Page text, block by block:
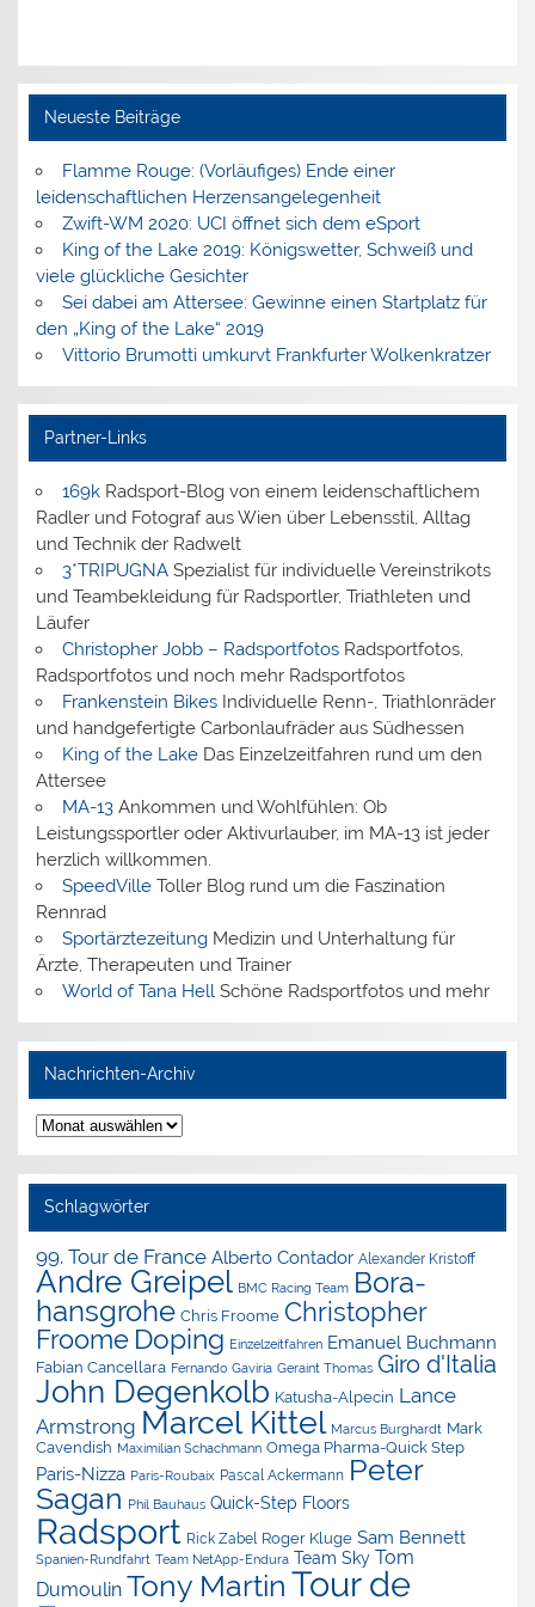
Neueste Beiträge
Flamme Rouge: (Vorläufiges) Ende einer
leidenschaftlichen Herzensangelegenheit
Zwift-WM 2020: UCI öffnet sich dem eSport
King of the Lake 2019: Königswetter, Schweiß und
viele glückliche Gesichter
Sei dabei am Attersee: Gewinne einen Startplatz für
den „King of the Lake“ 2019
Vittorio Brumotti umkurvt Frankfurter Wolkenkratzer
Partner-Links
169kRadsport-Blog von einem leidenschaftlichem
Radler und Fotograf aus Wien über Lebensstil, Alltag
und Technik der Radwelt
3*TRIPUGNASpezialist für individuelle Vereinstrikots
und Teambekleidung für Radsportler, Triathleten und
Läufer
Christopher Jobb – RadsportfotosRadsportfotos,
Radsportfotos und noch mehr Radsportfotos
Frankenstein BikesIndividuelle Renn-, Triathlonräder
und handgefertigte Carbonlaufräder aus Südhessen
King of the LakeDas Einzelzeitfahren rund um den
Attersee
MA-13Ankommen und Wohlfühlen: Ob
Leistungssportler oder Aktivurlauber, im MA-13 ist jeder
herzlich willkommen.
SpeedVilleToller Blog rund um die Faszination
Rennrad
SportärztezeitungMedizin und Unterhaltung für
Ärzte, Therapeuten und Trainer
World of Tana HellSchöne Radsportfotos und mehr
Nachrichten-Archiv
Nachrichten-
Archiv
Schlagwörter
99. Tour de France Alberto Contador Alexander Kristoff
Andre Greipel BMC Racing Team Bora-
hansgrohe Chris Froome Christopher
Froome Doping Einzelzeitfahren Emanuel Buchmann
Fabian Cancellara Fernando Gaviria Geraint Thomas Giro d'Italia
John Degenkolb Katusha-Alpecin Lance
Armstrong Marcel Kittel Marcus Burghardt Mark
Cavendish Maximilian Schachmann Omega Pharma-Quick Step
Paris-Nizza Paris-Roubaix Pascal Ackermann Peter
Sagan Phil Bauhaus Quick-Step Floors
Radsport Rick Zabel Roger Kluge Sam Bennett
Spanien-Rundfahrt Team NetApp-Endura Team Sky Tom
Dumoulin Tony Martin Tour de